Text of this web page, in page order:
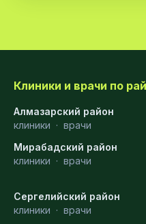
Клиники и врачи по
Алмазарский район
клиники · врачи
Мирабадский район
клиники · врачи
Сергелийский район
клиники · врачи